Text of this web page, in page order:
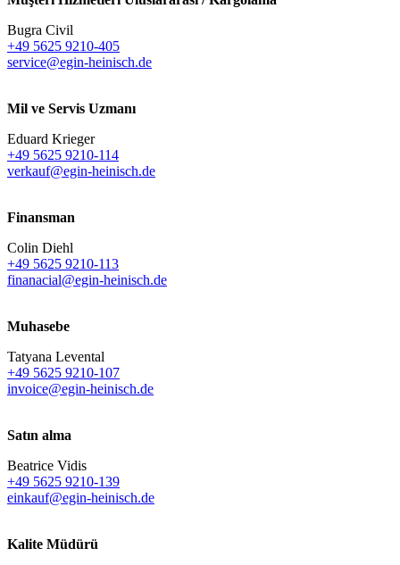
Bugra Civil
+49 5625 9210-405
service@egin-heinisch.de
Mil ve Servis Uzmanı
Eduard Krieger
+49 5625 9210-114
verkauf@egin-heinisch.de
Finansman
Colin Diehl
+49 5625 9210-113
finanacial@egin-heinisch.de
Muhasebe
Tatyana Levental
+49 5625 9210-107
invoice@egin-heinisch.de
Satın alma
Beatrice Vidis
+49 5625 9210-139
einkauf@egin-heinisch.de
Kalite Müdürü